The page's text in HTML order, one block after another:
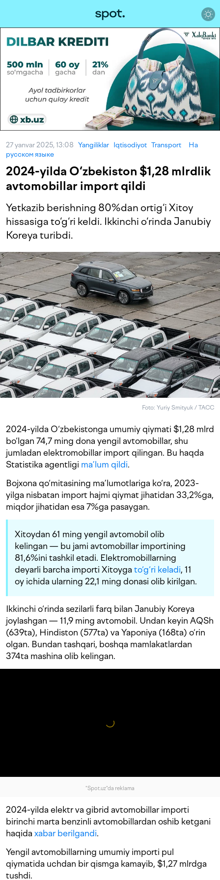
27 yanvar 2025, 13:08 Yangiliklar Iqtisodiyot Transport
На
русском языке
2024-yilda O‘zbekiston $1,28 mlrdlik
avtomobillar import qildi
Yetkazib berishning 80%dan ortig‘i Xitoy
hissasiga to‘g‘ri keldi. Ikkinchi o‘rinda Janubiy
Koreya turibdi.
Foto: Yuriy Smityuk / TACC
2024-yilda O‘zbekistonga umumiy qiymati $1,28 mlrd
bo‘lgan 74,7 ming dona yengil avtomobillar, shu
jumladan elektromobillar import qilingan. Bu haqda
Statistika agentligi ma’lum qildi.
Bojxona qo‘mitasining ma’lumotlariga ko‘ra, 2023-
yilga nisbatan import hajmi qiymat jihatidan 33,2%ga,
miqdor jihatidan esa 7%ga pasaygan.
Xitoydan 61 ming yengil avtomobil olib
kelingan — bu jami avtomobillar importining
81,6%ini tashkil etadi. Elektromobillarning
deyarli barcha importi Xitoyga to‘g‘ri keladi, 11
oy ichida ularning 22,1 ming donasi olib kirilgan.
Ikkinchi o‘rinda sezilarli farq bilan Janubiy Koreya
joylashgan — 11,9 ming avtomobil. Undan keyin AQSh
(639ta), Hindiston (577ta) va Yaponiya (168ta) o‘rin
olgan. Bundan tashqari, boshqa mamlakatlardan
374ta mashina olib kelingan.
"Spot.uz"da reklama
2024-yilda elektr va gibrid avtomobillar importi
birinchi marta benzinli avtomobillardan oshib ketgani
haqida xabar berilgandi.
Yengil avtomobillarning umumiy importi pul
qiymatida uchdan bir qismga kamayib, $1,27 mlrdga
tushdi.